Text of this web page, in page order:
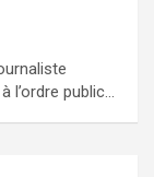
l’ordre public…